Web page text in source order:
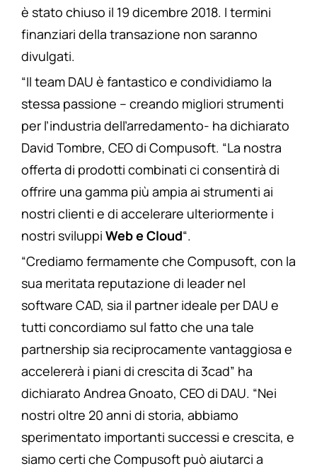
è stato chiuso il 19 dicembre 2018. I termini
finanziari della transazione non saranno
divulgati.
“Il team DAU è fantastico e condividiamo la
stessa passione – creando migliori strumenti
per l’industria dell’arredamento- ha dichiarato
David Tombre, CEO di Compusoft. “La nostra
offerta di prodotti combinati ci consentirà di
offrire una gamma più ampia ai strumenti ai
nostri clienti e di accelerare ulteriormente i
nostri sviluppi Web e Cloud“.
“Crediamo fermamente che Compusoft, con la
sua meritata reputazione di leader nel
software CAD, sia il partner ideale per DAU e
tutti concordiamo sul fatto che una tale
partnership sia reciprocamente vantaggiosa e
accelererà i piani di crescita di 3cad” ha
dichiarato Andrea Gnoato, CEO di DAU. “Nei
nostri oltre 20 anni di storia, abbiamo
sperimentato importanti successi e crescita, e
siamo certi che Compusoft può aiutarci a